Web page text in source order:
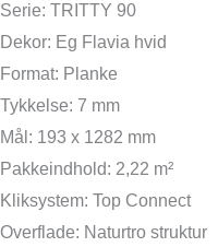
Serie: TRITTY 90
Dekor: Eg Flavia hvid
Format: Planke
Tykkelse: 7 mm
Mål: 193 x 1282 mm
Pakkeindhold: 2,22 m²
Kliksystem: Top Connect
Overflade: Naturtro struktur